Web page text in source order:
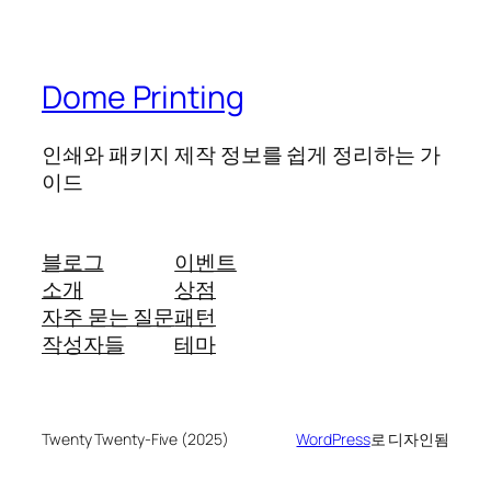
Dome Printing
인쇄와 패키지 제작 정보를 쉽게 정리하는 가
이드
블로그
소개
자주 묻는 질문
작성자들
이벤트
상점
패턴
테마
Twenty Twenty-Five (2025) WordPress로 디자인됨